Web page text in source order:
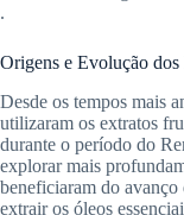
.
Origens e Evolução dos
Desde os tempos mais
utilizaram os extratos
durante o período do
explorar mais
beneficiaram do avanço
extrair os óleos